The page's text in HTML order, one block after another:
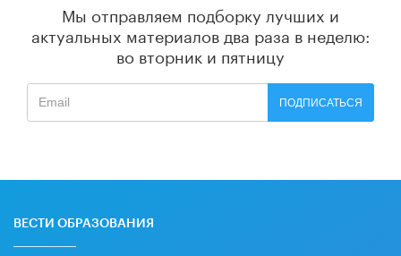
Мы отправляем подборку лучших и
актуальных материалов два раза в неделю:
во вторник и пятницу
ПОДПИСАТЬСЯ
ВЕСТИ ОБРАЗОВАНИЯ